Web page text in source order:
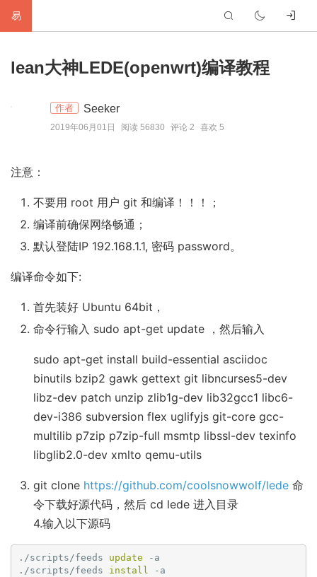
易
建
编
标
友
lean大神LEDE(openwrt)编译教程
作者 Seeker
2019年06月01日 阅读 56830 评论 2 喜欢 5
注意：
不要用 root 用户 git 和编译！！！；
编译前确保网络畅通；
默认登陆IP 192.168.1.1, 密码 password。
编译命令如下:
首先装好 Ubuntu 64bit，
命令行输入 sudo apt-get update ，然后输入
sudo apt-get install build-essential asciidoc
binutils bzip2 gawk gettext git libncurses5-dev
libz-dev patch unzip zlib1g-dev lib32gcc1 libc6-
dev-i386 subversion flex uglifyjs git-core gcc-
multilib p7zip p7zip-full msmtp libssl-dev texinfo
libglib2.0-dev xmlto qemu-utils
git clone https://github.com/coolsnowwolf/lede 命
令下载好源代码，然后 cd lede 进入目录
4.输入以下源码
./scripts/feeds update -a
./scripts/feeds install -a